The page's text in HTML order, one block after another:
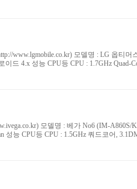
www.lgmobile.co.kr) 모델명 : LG 옵티
드 4.x 성능 CPU등 CPU : 1.7GHz Quad-
모델명 : 베가 No6 (IM-
성능 CPU등 CPU : 1.5GHz 쿼드코어,